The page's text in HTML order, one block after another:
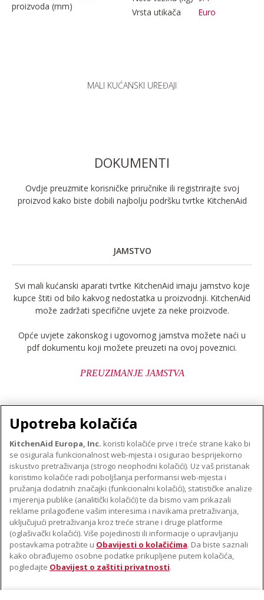
proizvoda (mm)
Vrsta utikača
Euro
MALI KUĆANSKI UREĐAJI
DOKUMENTI
Ovdje preuzmite korisničke priručnike ili registrirajte svoj
proizvod kako biste dobili najbolju podršku tvrtke KitchenAid
JAMSTVO
Svi mali kućanski aparati tvrtke KitchenAid imaju jamstvo koje
kupce štiti od bilo kakvog nedostatka u proizvodnji. KitchenAid
može zadržati specifične uvjete za neke proizvode.
Opće uvjete zakonskog i ugovornog jamstva možete naći u
pdf dokumentu koji možete preuzeti na ovoj poveznici.
PREUZIMANJE JAMSTVA
O TVRTKI KITCHENAID
Robna marka
Povijest
ODR
PODRŠKA
Pronađi trgovinu
Jamstvo i dokumenti
PRATITE NAS
Upotreba kolačića
KitchenAid Europa, Inc. koristi kolačiće prve i treće strane kako bi
se osigurala funkcionalnost web-mjesta i osigurao besprijekorno
iskustvo pretraživanja (strogo neophodni kolačići). Uz vaš pristanak
koristimo kolačiće radi poboljšanja performansi web-mjesta i
pružanja dodatnih značajki (funkcionalni kolačići), statističke analize
i mjerenja publike (analitički kolačići) te da bismo vam prikazali
reklame prilagođene vašim interesima i navikama pretraživanja,
uključujući pretraživanja kroz treće strane i druge platforme
(oglašivački kolačići). Više pojedinosti ili informacije o upravljanju
postavkama potražite u Obavijesti o kolačićima. Da biste saznali
kako obrađujemo osobne podatke prikupljene putem kolačića,
pogledajte Obavijest o zaštiti privatnosti.